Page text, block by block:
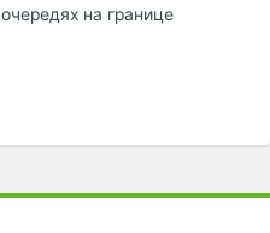
на границе